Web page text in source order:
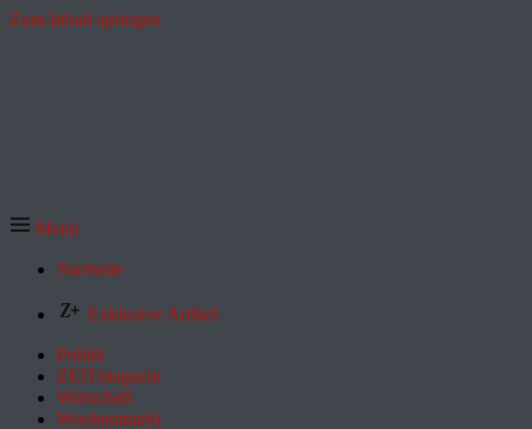
Zum Inhalt springen
Menü
Startseite
Exklusive Artikel
Politik
ZEITmagazin
Wirtschaft
Wochenmarkt